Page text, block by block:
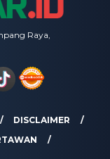
Raya,
DISCLAIMER